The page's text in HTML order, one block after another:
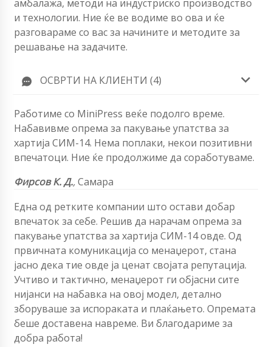
амбалажа, методи на индустриско производство
и технологии. Ние ќе ве водиме во ова и ќе
разговараме со вас за начините и методите за
решавање на задачите.
ОСВРТИ НА КЛИЕНТИ (4)
Работиме со MiniPress веќе подолго време.
Набавивме опрема за пакување упатства за
хартија СИМ-14. Нема поплаки, некои позитивни
впечатоци. Ние ќе продолжиме да соработуваме.
Фирсов К. Д.,Самара
Една од ретките компании што остави добар
впечаток за себе. Решив да нарачам опрема за
пакување упатства за хартија СИМ-14 овде. Од
првичната комуникација со менаџерот, стана
јасно дека тие овде ја ценат својата репутација.
Учтиво и тактично, менаџерот ги објасни сите
нијанси на набавка на овој модел, детално
зборуваше за испораката и плаќањето. Опремата
беше доставена навреме. Ви благодариме за
добра работа!